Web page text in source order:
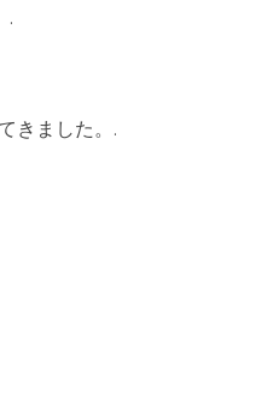
.
きました。.